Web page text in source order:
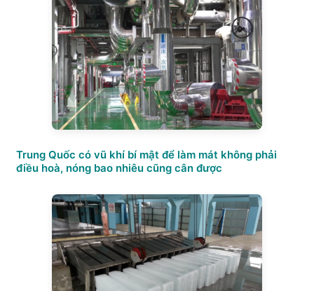
Trung Quốc có vũ khí bí mật để làm mát không phải
điều hoà, nóng bao nhiêu cũng cân được